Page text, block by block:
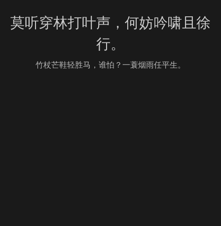
莫听穿林打叶声，何妨吟啸且徐
行。
竹杖芒鞋轻胜马，谁怕？一蓑烟雨任平生。